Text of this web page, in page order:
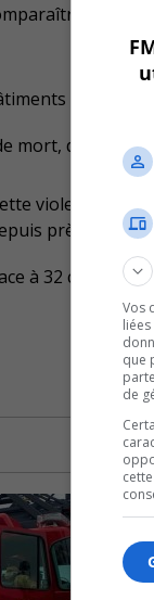
au
pendant
mort, de
violence à
près de 40
à 32 chefs
Vos
que
de